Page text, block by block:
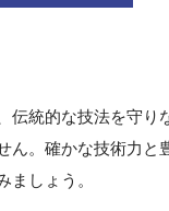
伝統的な技法を守り
ん。確かな技術力と
しょう。